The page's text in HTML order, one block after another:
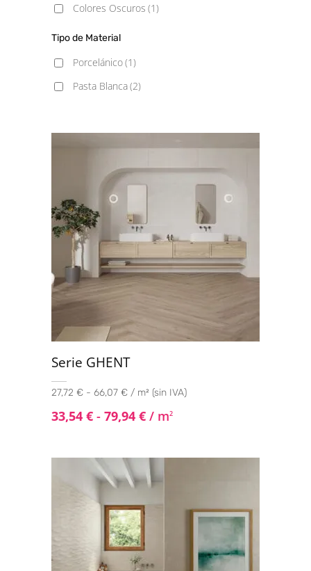
Colores Oscuros (1)
Tipo de Material
Porcelánico(1)
Pasta Blanca(2)
Serie GHENT
27,72 € - 66,07 € / m² (sin IVA)
33,54 € - 79,94 € / m2